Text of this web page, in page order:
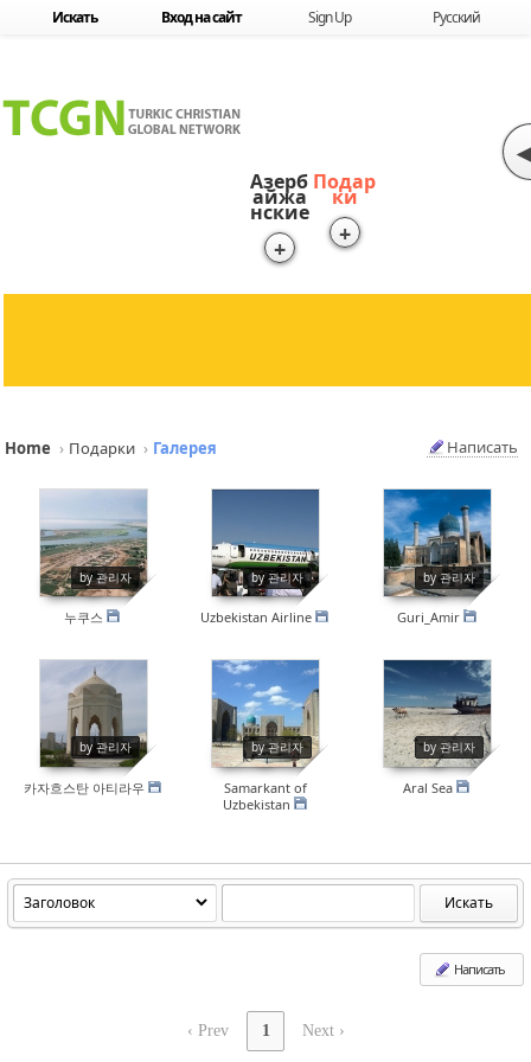
Skip to content
Искать Вход на сайт Sign Up Русский
Азерб
айжа
нские
+
Подар
ки
+
◀
Home › Подарки › Галерея Написать
by 관리자
14622
누쿠스
by 관리자
14609
Uzbekistan Airline
by 관리자
14307
Guri_Amir
by 관리자
14327
카자흐스탄 아티라우
by 관리자
14127
Samarkant of
Uzbekistan
by 관리자
15261
Aral Sea
Искать
Написать
‹ Prev 1 Next ›
Sketchbook5, 스케치북5
Sketchbook5, 스케치북5
Sketchbook5, 스케치북5
Sketchbook5, 스케치북5